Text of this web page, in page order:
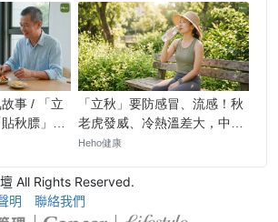
All Rights Reserved.
明 聯絡我們